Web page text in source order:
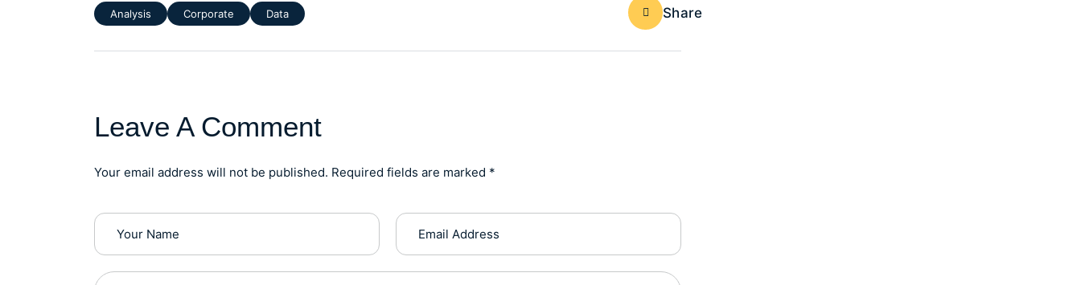
Analysis Corporate Data Share
Leave A Comment
Your email address will not be published. Required fields are marked *